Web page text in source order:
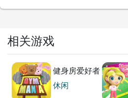
相关游戏
健身房爱好者
休闲